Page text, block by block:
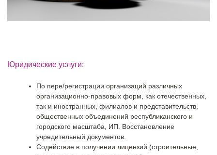
Юридические услуги:
По пере/регистрации организаций различных
организационно-правовых форм, как отечественных,
так и иностранных, филиалов и представительств,
общественных объединений республиканского и
городского масштаба, ИП. Восстановление
учредительный документов.
Содействие в получении лицензий (строительные,